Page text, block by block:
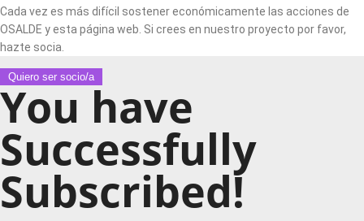
Cada vez es más difícil sostener económicamente las acciones de
OSALDE y esta página web. Si crees en nuestro proyecto por favor,
hazte socia.
Quiero ser socio/a
You have
Successfully
Subscribed!